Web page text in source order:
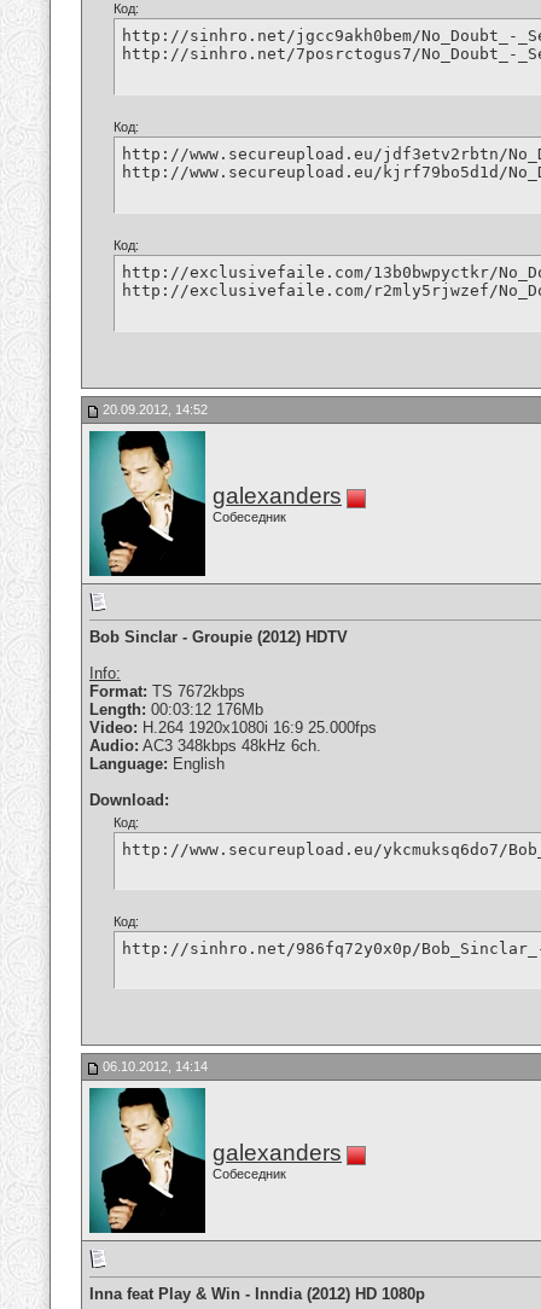
Код:
http://sinhro.net/jgcc9akh0bem/No_Doubt_-
http://sinhro.net/7posrctogus7/No_Doubt_-
Код:
http://www.secureupload.eu/jdf3etv2rbtn/
http://www.secureupload.eu/kjrf79bo5d1d/
Код:
http://exclusivefaile.com/13b0bwpyctkr/
http://exclusivefaile.com/r2mly5rjwzef/
20.09.2012, 14:52
galexanders
Собеседник
Bob Sinclar - Groupie (2012) HDTV
Info:
Format: TS 7672kbps
Length: 00:03:12 176Mb
Video: H.264 1920x1080i 16:9 25.000fps
Audio: AC3 348kbps 48kHz 6ch.
Language: English
Download:
Код:
http://www.secureupload.eu/ykcmuksq6do7/
Код:
http://sinhro.net/986fq72y0x0p/
06.10.2012, 14:14
galexanders
Собеседник
Inna feat Play & Win - Inndia (2012) HD 1080p